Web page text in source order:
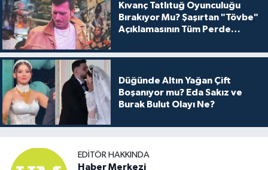
Kıvanç Tatlıtuğ Oyunculuğu
Bırakıyor Mu? Şaşırtan "Tövbe"
Açıklamasının Tüm Perde
Düğünde Altın Yağan Çift
Boşanıyor mu? Eda Sakız ve
Burak Bulut Olayı Ne?
EDITÖR HAKKINDA
Haber Merkezi